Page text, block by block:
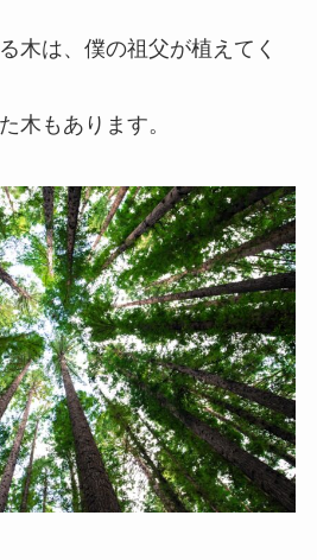
木は、僕の祖父が植えてく
木もあります。